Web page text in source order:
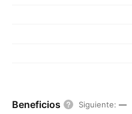
Beneficios Siguiente: —